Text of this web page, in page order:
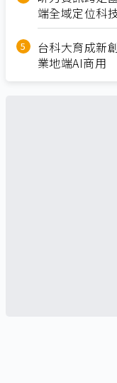
端全域定位科
台科大育成新
業地端AI商用